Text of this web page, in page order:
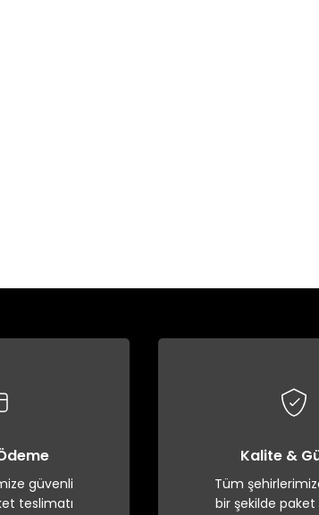
güvenli
teslimatı
Kalite &
Tüm
bir şekilde paket